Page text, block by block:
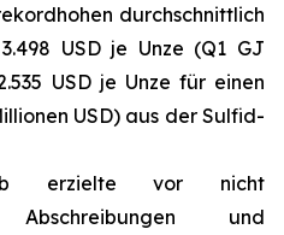
durchschnittlich
USD je Unze (Q1 GJ
USD je Unze für einen
USD) aus der Sulfid-
erzielte vor nicht
Abschreibungen und